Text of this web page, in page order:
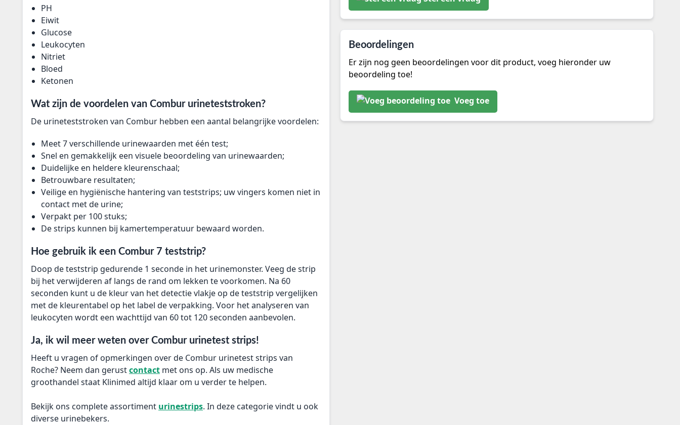
PH
Eiwit
Glucose
Leukocyten
Nitriet
Bloed
Ketonen
Wat zijn de voordelen van Combur urineteststroken?
De urineteststroken van Combur hebben een aantal belangrijke voordelen:
Meet 7 verschillende urinewaarden met één test;
Snel en gemakkelijk een visuele beoordeling van urinewaarden;
Duidelijke en heldere kleurenschaal;
Betrouwbare resultaten;
Veilige en hygiënische hantering van teststrips; uw vingers komen niet in
contact met de urine;
Verpakt per 100 stuks;
De strips kunnen bij kamertemperatuur bewaard worden.
Hoe gebruik ik een Combur 7 teststrip?
Doop de teststrip gedurende 1 seconde in het urinemonster. Veeg de strip
bij het verwijderen af langs de rand om lekken te voorkomen. Na 60
seconden kunt u de kleur van het detectie vlakje op de teststrip vergelijken
met de kleurentabel op het label de verpakking. Voor het analyseren van
leukocyten wordt een wachttijd van 60 tot 120 seconden aanbevolen.
Ja, ik wil meer weten over Combur urinetest strips!
Heeft u vragen of opmerkingen over de Combur urinetest strips van
Roche? Neem dan gerustcontact met ons op. Als uw medische
groothandel staat Klinimed altijd klaar om u verder te helpen.
Bekijk ons complete assortiment urinestrips. In deze categorie vindt u ook
diverse urinebekers.
Beoordelingen
Er zijn nog geen beoordelingen voor dit product, voeg hieronder uw
beoordeling toe!
Voeg toe